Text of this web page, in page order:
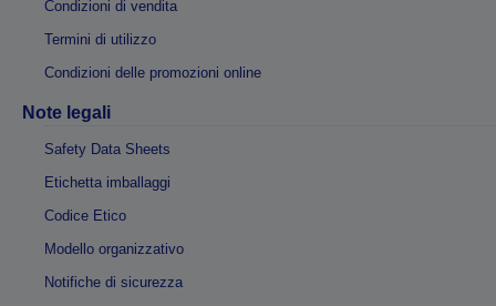
Condizioni di vendita
Termini di utilizzo
Condizioni delle promozioni online
Note legali
Safety Data Sheets
Etichetta imballaggi
Codice Etico
Modello organizzativo
Notifiche di sicurezza